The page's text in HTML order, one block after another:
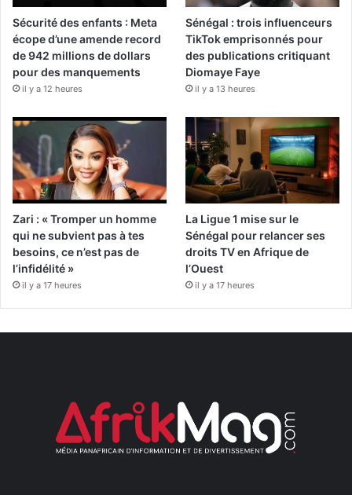
Sécurité des enfants : Meta
écope d’une amende record
de 942 millions de dollars
pour des manquements
il y a 12 heures
Sénégal : trois influenceurs
TikTok emprisonnés pour
des publications critiquant
Diomaye Faye
il y a 13 heures
Zari : « Tromper un homme
qui ne subvient pas à tes
besoins, ce n’est pas de
l’infidélité »
il y a 17 heures
La Ligue 1 mise sur le
Sénégal pour relancer ses
droits TV en Afrique de
l’Ouest
il y a 17 heures